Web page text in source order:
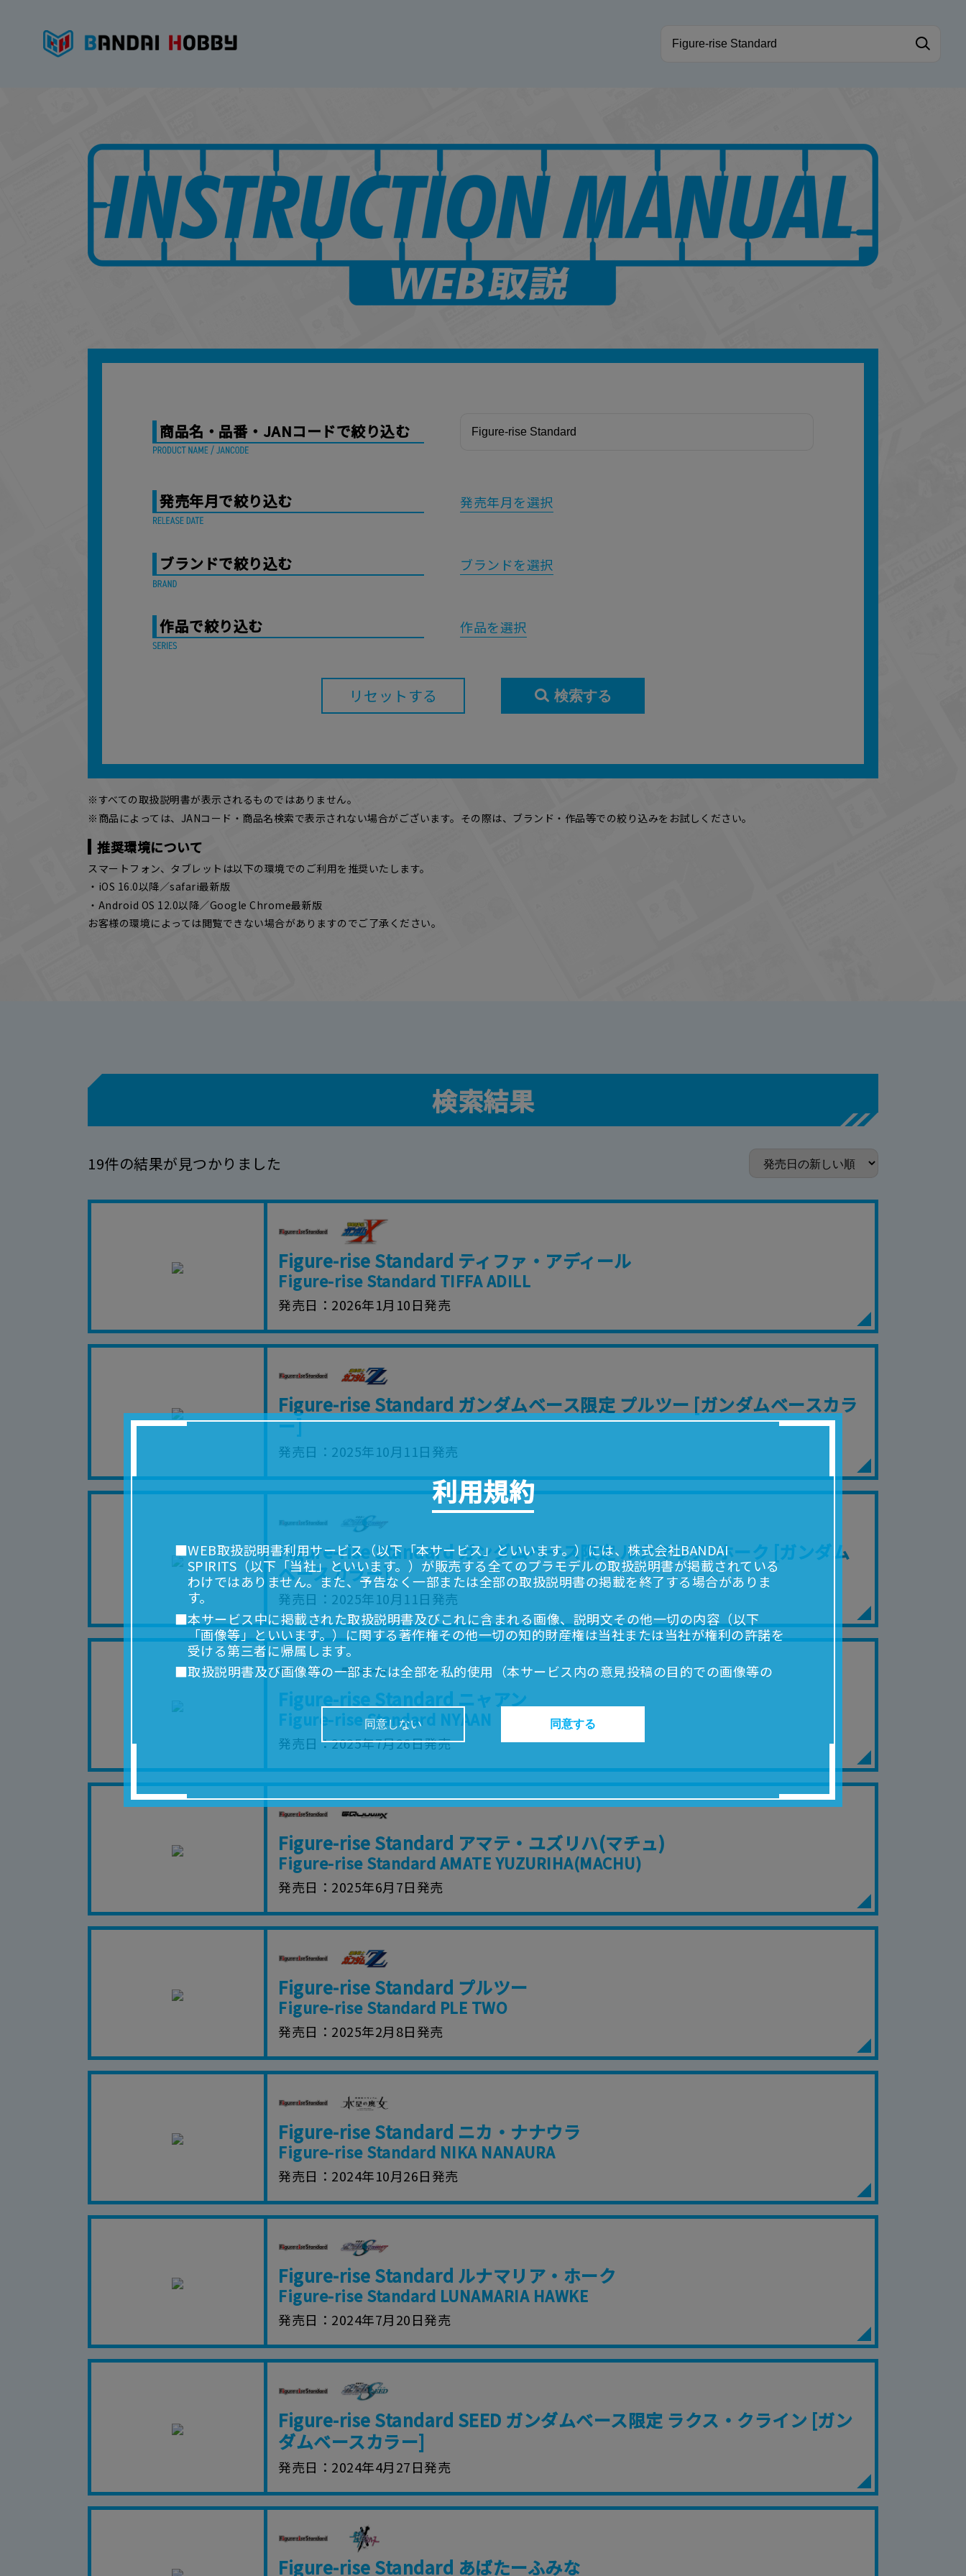
商品名・品番・JANコードで絞り込む
発売年月で絞り込む 発売年月を選択
ブランドで絞り込む ブランドを選択
作品で絞り込む 作品を選択
リセットする 検索する
※すべての取扱説明書が表示されるものではありません。
※商品によっては、JANコード・商品名検索で表示されない場合がございます。その際は、ブランド・作品等での絞り込みをお試しください。
推奨環境について
スマートフォン、タブレットは以下の環境でのご利用を推奨いたします。
・iOS 16.0以降／safari最新版
・Android OS 12.0以降／Google Chrome最新版
お客様の環境によっては閲覧できない場合がありますのでご了承ください。
検索結果
19件の結果が見つかりました
Figure-rise Standard ティファ・アディール
Figure-rise Standard TIFFA ADILL
発売日 2026年1月10日発売
Figure-rise Standard ガンダムベース限定 プルツー [ガンダムベースカラ
ー]
発売日 2025年10月11日発売
Figure-rise Standard ガンダムベース限定 ルナマリア･ホーク [ガンダム
ベースカラー]
発売日 2025年10月11日発売
Figure-rise Standard ニャアン
Figure-rise Standard NYAAN
発売日 2025年7月26日発売
Figure-rise Standard アマテ・ユズリハ(マチュ)
Figure-rise Standard AMATE YUZURIHA(MACHU)
発売日 2025年6月7日発売
Figure-rise Standard プルツー
Figure-rise Standard PLE TWO
発売日 2025年2月8日発売
Figure-rise Standard ニカ・ナナウラ
Figure-rise Standard NIKA NANAURA
発売日 2024年10月26日発売
Figure-rise Standard ルナマリア・ホーク
Figure-rise Standard LUNAMARIA HAWKE
発売日 2024年7月20日発売
Figure-rise Standard SEED ガンダムベース限定 ラクス・クライン [ガン
ダムベースカラー]
発売日 2024年4月27日発売
Figure-rise Standard あばたーふみな
利用規約
■WEB取扱説明書利用サービス（以下「本サービス」といいます。）には、株式会社BANDAI
SPIRITS（以下「当社」といいます。）が販売する全てのプラモデルの取扱説明書が掲載されている
わけではありません。また、予告なく一部または全部の取扱説明書の掲載を終了する場合がありま
す。
■本サービス中に掲載された取扱説明書及びこれに含まれる画像、説明文その他一切の内容（以下
「画像等」といいます。）に関する著作権その他一切の知的財産権は当社または当社が権利の許諾を
受ける第三者に帰属します。
■取扱説明書及び画像等の一部または全部を私的使用（本サービス内の意見投稿の目的での画像等の
利用を含みます。）を超えて使用（複製、複写、改変、掲示、頒布、配信、販売、出版等を含むがこ
れに限りません。）することは禁止いたします。
■掲載している取扱説明書は、お客様が購入された商品に同梱されたものと異なる場合があります。
■対象商品仕様の変更などにより、取扱説明書の内容は予告なく変更される場合があります。
■当社は、取扱説明書の正確性確保に努めておりますが、取扱説明書の完全性を保証するものではあ
りません。
■お客様のご利用環境によっては、本サービスをご利用いただけない場合があります。
■本サービスを利用したこと、または利用できなかったことにより利用者に何らかの損害が生じたと
しても、当社は何らの責任を負いません。また、本サイトを利用したことによって、利用者の通信機
器、ネットワークへの障害（コンピューターウィルスに起因する障害を含みます。）等が生じたとし
ても、当社は何らの責任も負いません。
■当社は、本サービスの内容・条件を予告なく変更または停止することがあります。また当社は、本
サービスの提供を終了することがあります。
■本サービスのご利用にあたり、ウェブサイトご利用条件およびその他別途当社が定める規約がある
場合、これらに従ってご利用ください。
同意しない 同意する